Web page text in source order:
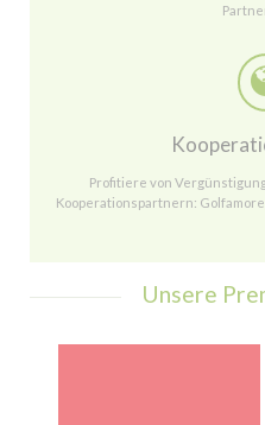
Profitiere von
Kooperationspartnern:
Unsere